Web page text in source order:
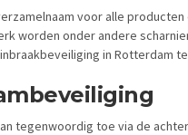
voor alle
worden onder andere
in Rotterdam
tegenwoordig toe via de